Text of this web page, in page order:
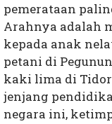
pemerataan
Arahnya adalah
kepada anak
petani di
kaki lima di
jenjang
negara ini,